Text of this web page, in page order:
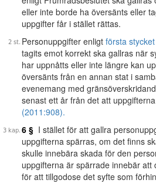
eller inte borde ha översänts eller
uppgifter får i stället rättas.
Personuppgifter enligt första stycket
tagits emot korrekt ska gallras när
har uppnåtts eller inte längre kan
översänts från en annan stat i
evenemang med
senast ett år från det att
(2011:908).
6 § I stället för att gallra
uppgifterna spärras, om det finns
skulle innebära skada för den
uppgifterna är spärrade innebär att
för att tillgodose det syfte som